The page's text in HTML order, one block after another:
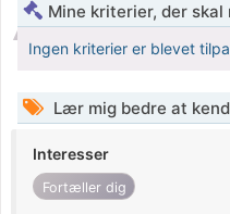
Mine kriterier, der
Ingen kriterier er blevet
Lær mig bedre at
Interesser
Fortæller dig